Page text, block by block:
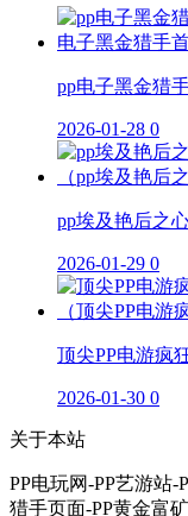
pp电子黑金猎
2026-01-28 0
pp埃及艳后之
2026-01-29 0
顶尖PP电游疯
2026-01-30 0
关于本站
PP电玩网-PP艺游站-
猎手页面-PP黄金富